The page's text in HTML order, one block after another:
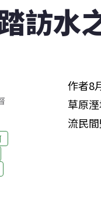
訪水
作者8
草原
流民